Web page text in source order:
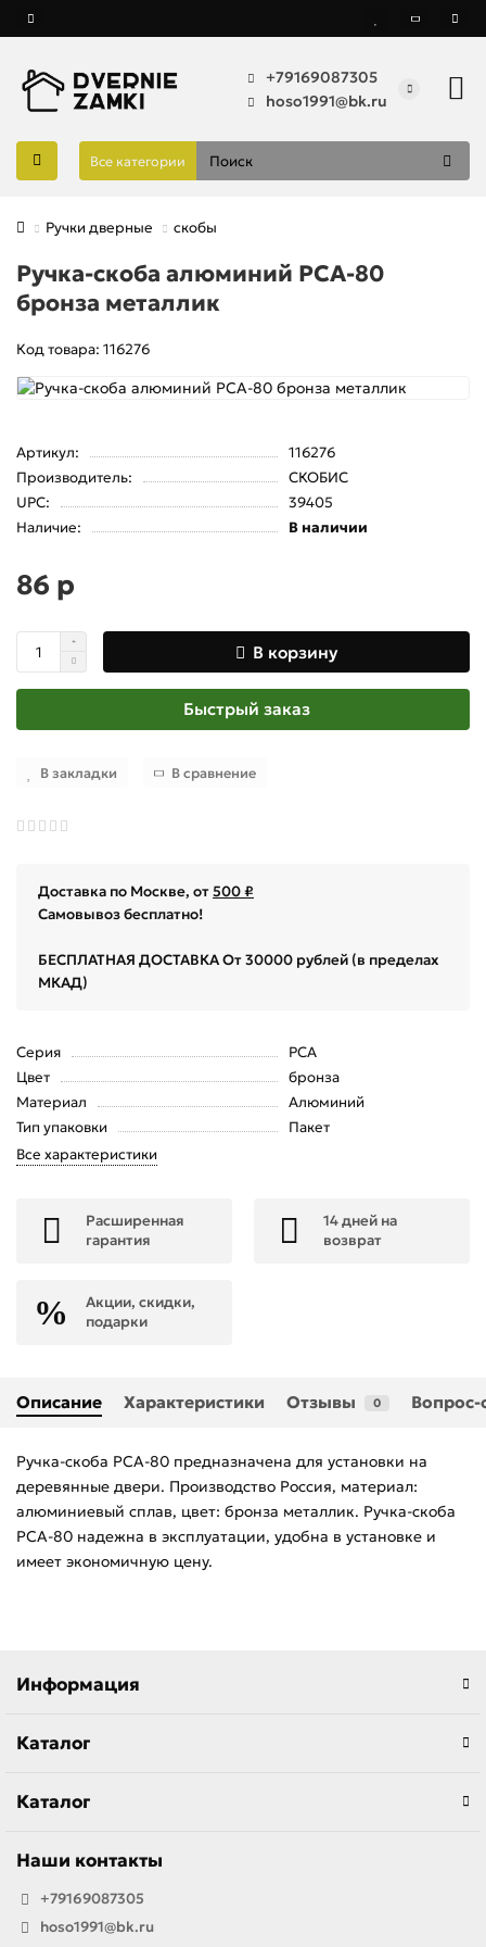
+79169087305
hoso1991@bk.ru
Все категории
Ручки дверные скобы
Ручка-скоба алюминий РСА-80
бронза металлик
Код товара: 116276
Артикул:
116276
Производитель:
СКОБИС
UPC:
39405
Наличие:
В наличии
86 р
В корзину
Быстрый заказ
В закладки В сравнение
Доставка по Москве, от500 ₽
Самовывоз бесплатно!
БЕСПЛАТНАЯ ДОСТАВКА От 30000 рублей (в пределах
МКАД)
Серия
РСА
Цвет
бронза
Материал
Алюминий
Тип упаковки
Пакет
Все характеристики
Расширенная
гарантия
14 дней на
возврат
Акции, скидки,
подарки
Описание Характеристики Отзывы 0 Вопрос-
Ручка-скоба РСА-80 предназначена для установки на
деревянные двери. Производство Россия, материал:
алюминиевый сплав, цвет: бронза металлик. Ручка-скоба
РСА-80 надежна в эксплуатации, удобна в установке и
имеет экономичную цену.
Информация
Каталог
Каталог
Наши контакты
+79169087305
hoso1991@bk.ru